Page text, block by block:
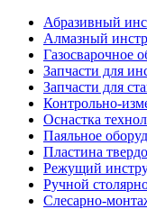
Абразивный
Алмазный
Газосварочное
Запчасти для
Запчасти для
Контрольно-
Оснастка
Паяльное
Пластина
Режущий
Ручной
Слесарно-